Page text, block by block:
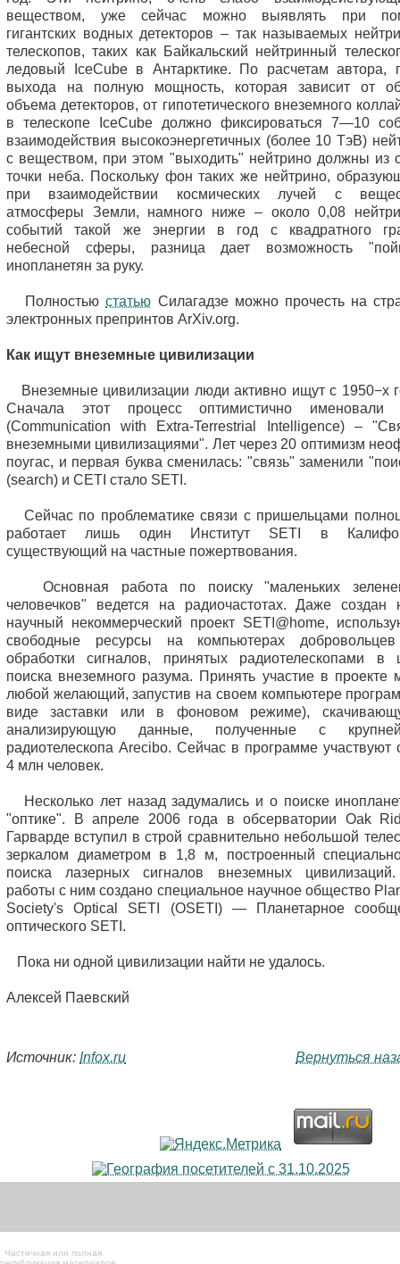
веществом, уже сейчас можно выявлять при
гигантских водных детекторов – так называемых
телескопов, таких как Байкальский нейтринный
ледовый IceCube в Антарктике. По расчетам автора,
выхода на полную мощность, которая зависит от
объема детекторов, от гипотетического внеземного
в телескопе IceCube должно фиксироваться 7—10
взаимодействия высокоэнергетичных (более 10 ТэВ)
с веществом, при этом "выходить" нейтрино должны из
точки неба. Поскольку фон таких же нейтрино,
при взаимодействии космических лучей с
атмосферы Земли, намного ниже – около 0,08
событий такой же энергии в год с квадратного
небесной сферы, разница дает возможность
инопланетян за руку.
Полностьюстатью Силагадзе можно прочесть на
электронных препринтов ArXiv.org.
Как ищут внеземные цивилизации
Внеземные цивилизации люди активно ищут с 1950−х
Сначала этот процесс оптимистично именовали
(Communication with Extra-Terrestrial Intelligence) –
внеземными цивилизациями". Лет через 20 оптимизм
поугас, и первая буква сменилась: "связь" заменили
(search) и СETI стало SETI.
Сейчас по проблематике связи с пришельцами
работает лишь один Институт SETI в
существующий на частные пожертвования.
Основная работа по поиску "маленьких
человечков" ведется на радиочастотах. Даже создан
научный некоммерческий проект SETI@home,
свободные ресурсы на компьютeрах
обработки сигналов, принятых радиотелескопами в
поиска внеземного разума. Принять участие в проекте
любой желающий, запустив на своем компьютере
виде заставки или в фоновом режиме),
анализирующую данные, полученные с
радиотелескопа Arecibo. Cейчас в программе участвуют
4 млн человек.
Несколько лет назад задумались и о поиске
"оптике". В апреле 2006 года в обсерватории Oak
Гарварде вступил в строй сравнительно небольшой
зеркалом диаметром в 1,8 м, построенный
поиска лазерных сигналов внеземных
работы с ним создано специальное научное общество
Society's Optical SETI (OSETI) — Планетарное
оптического SETI.
Пока ни одной цивилизации найти не удалось.
Алексей Паевский
Источник: Infox.ru Вернуться
Частичная или полная